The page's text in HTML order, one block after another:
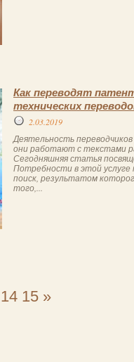
Как переводят
технических
2.03.2019
Деятельность
они работают с текстами
Сегодняшняя статья
Потребности в этой
поиск, результатом
того,...
14 15 »